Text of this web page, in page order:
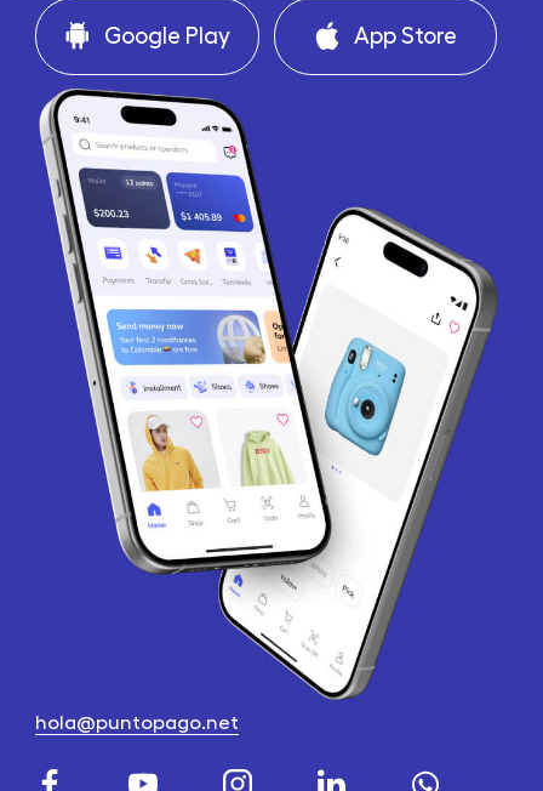
Google Play App Store
hola@puntopago.net